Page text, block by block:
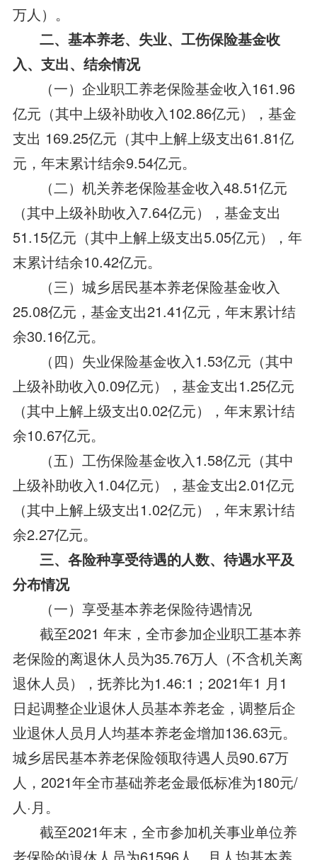
万人）。
二、基本养老、失业、工伤保险基金收
入、支出、结余情况
（一）企业职工养老保险基金收入161.96
亿元（其中上级补助收入102.86亿元），基金
支出 169.25亿元（其中上解上级支出61.81亿
元，年末累计结余9.54亿元。
（二）机关养老保险基金收入48.51亿元
（其中上级补助收入7.64亿元），基金支出
51.15亿元（其中上解上级支出5.05亿元），年
末累计结余10.42亿元。
（三）城乡居民基本养老保险基金收入
25.08亿元，基金支出21.41亿元，年末累计结
余30.16亿元。
（四）失业保险基金收入1.53亿元（其中
上级补助收入0.09亿元），基金支出1.25亿元
（其中上解上级支出0.02亿元），年末累计结
余10.67亿元。
（五）工伤保险基金收入1.58亿元（其中
上级补助收入1.04亿元），基金支出2.01亿元
（其中上解上级支出1.02亿元），年末累计结
余2.27亿元。
三、各险种享受待遇的人数、待遇水平及
分布情况
（一）享受基本养老保险待遇情况
截至2021 年末，全市参加企业职工基本养
老保险的离退休人员为35.76万人（不含机关离
退休人员），抚养比为1.46:1；2021年1 月1
日起调整企业退休人员基本养老金，调整后企
业退休人员月人均基本养老金增加136.63元。
城乡居民基本养老保险领取待遇人员90.67万
人，2021年全市基础养老金最低标准为180元/
人·月。
截至2021年末，全市参加机关事业单位养